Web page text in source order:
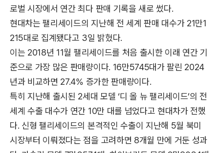
로벌 시장에서 연간 최다 판매 기록을 새로 썼다.
현대차는 팰리세이드의 지난해 전 세계 판매 대수가 21만1
215대로 집계됐다고 3일 밝혔다.
이는 2018년 11월 팰리세이드를 처음 출시한 이래 연간 기
준으로 가장 많은 판매량이다. 16만5745대가 팔린 2024
년과 비교하면 27.4% 증가한 판매량이다.
특히 지난해 출시된 2세대 모델 ‘디 올 뉴 팰리세이드’의 전
세계 수출 대수가 연간 10만 대를 넘었다고 현대차가 전했
다. 신형 팰리세이드의 본격적인 수출이 지난해 5월 북미
시장부터 이뤄졌다는 점을 고려하면 8개월 만에 거둔 성과